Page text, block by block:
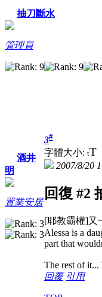
抽刀斷水
管理員
酒井
明
置業安居
3#
字體大小: tT
2007/8/20
回復 #2
[耶教霸權]又
Alessa is a
part that
The rest of it...
回覆 引用